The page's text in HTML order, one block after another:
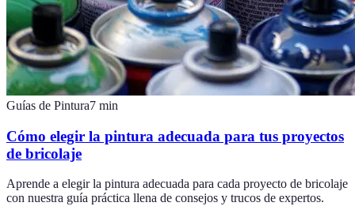
Guías de Pintura7 min
Cómo elegir la pintura adecuada para tus proyectos
de bricolaje
Aprende a elegir la pintura adecuada para cada proyecto de bricolaje
con nuestra guía práctica llena de consejos y trucos de expertos.